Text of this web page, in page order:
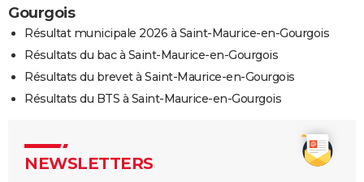
Gourgois
Résultat municipale 2026 à Saint-Maurice-en-Gourgois
Résultats du bac à Saint-Maurice-en-Gourgois
Résultats du brevet à Saint-Maurice-en-Gourgois
Résultats du BTS à Saint-Maurice-en-Gourgois
NEWSLETTERS